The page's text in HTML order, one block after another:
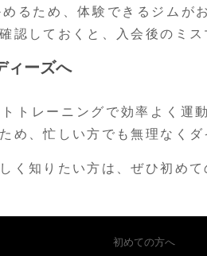
るため、体験できるジムが
認しておくと、入会後のミス
ィーズへ
トレーニングで効率よく運
め、忙しい方でも無理なくダ
く知りたい方は、ぜひ初めて
初めての方へ